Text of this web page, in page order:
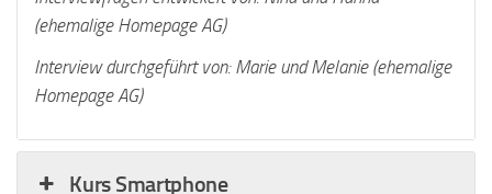
(ehemalige Homepage AG)
Interview durchgeführt von: Marie und Melanie (ehemalige
Homepage AG)
Kurs Smartphone